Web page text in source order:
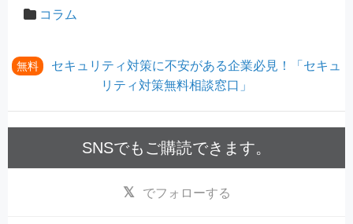
コラム
無料
セキュリティ対策に不安がある企業必見！「セキュ
リティ対策無料相談窓口」
SNSでもご購読できます。
でフォローする